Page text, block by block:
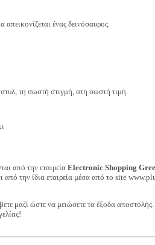
ένας δεινόσαυρος.
τη σωστή στιγμή, στη σωστή τιμή.
από την εταιρείαElectronic Shopping
την ίδια εταιρεία μέσα από το site
μαζί ώστε να μειώσετε τα έξοδα